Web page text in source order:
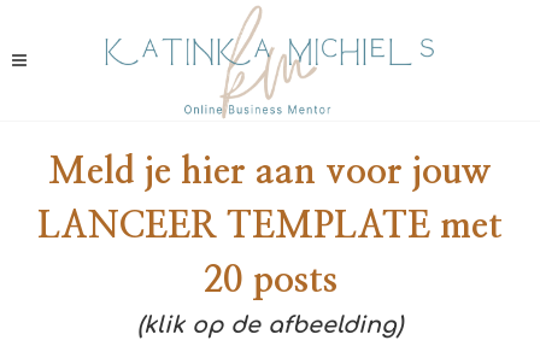
Meld je hier aan voor jouw
LANCEER TEMPLATE met
20 posts
(klik op de afbeelding)